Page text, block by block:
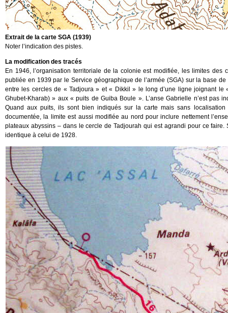
Extrait de la carte SGA (1939)
Noter l’indication des pistes.
La modification des tracés
En 1946, l’organisation territoriale de la colonie est modifiée, les limites des
publiée en 1939 par le Service géographique de l’armée (SGA) sur la base
entre les cercles de « Tadjoura » et « Dikkil » le long d’une ligne joignant
Ghubet-Kharab) » aux « puits de Guiba Boule ». L’anse Gabrielle n’est
Quand aux puits, ils sont bien indiqués sur la carte mais sans
documentée, la limite est aussi modifiée au nord pour inclure nettement
plateaux abyssins – dans le cercle de Tadjourah qui est agrandi pour ce
identique à celui de 1928.